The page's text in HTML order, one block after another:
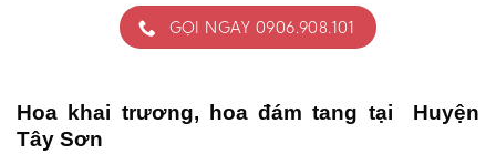
GỌI NGAY 0906.908.101
Hoa khai trương, hoa đám tang tại Huyện
Tây Sơn